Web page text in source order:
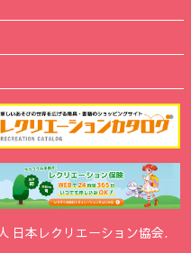
日本レクリエーション協会.